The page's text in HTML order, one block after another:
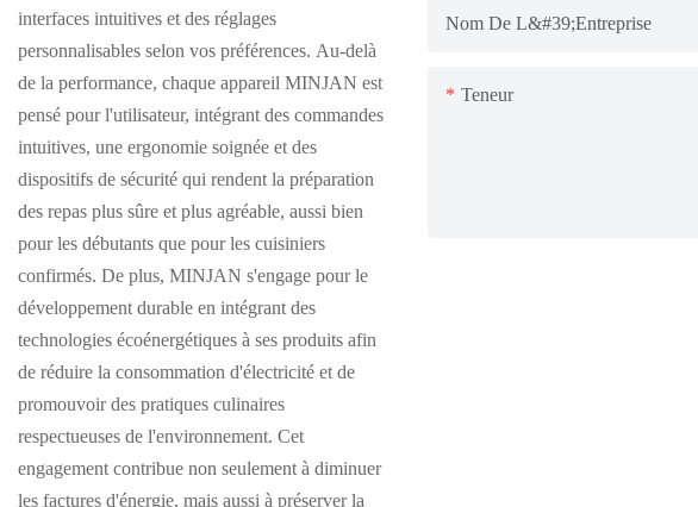
interfaces intuitives et des réglages
personnalisables selon vos préférences. Au-delà
de la performance, chaque appareil MINJAN est
pensé pour l'utilisateur, intégrant des commandes
intuitives, une ergonomie soignée et des
dispositifs de sécurité qui rendent la préparation
des repas plus sûre et plus agréable, aussi bien
pour les débutants que pour les cuisiniers
confirmés. De plus, MINJAN s'engage pour le
développement durable en intégrant des
technologies écoénergétiques à ses produits afin
de réduire la consommation d'électricité et de
promouvoir des pratiques culinaires
respectueuses de l'environnement. Cet
engagement contribue non seulement à diminuer
les factures d'énergie, mais aussi à préserver la
Nom De L&#39;entreprise
Teneur